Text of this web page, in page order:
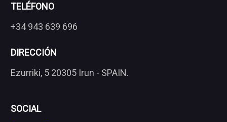
TELÉFONO
+34 943 639 696
DIRECCIÓN
Ezurriki, 5 20305 Irun - SPAIN.
SOCIAL